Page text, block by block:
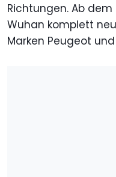
Richtungen. Ab
Wuhan komplett
Marken Peugeot